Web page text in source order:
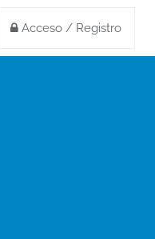
Acceso / Registro